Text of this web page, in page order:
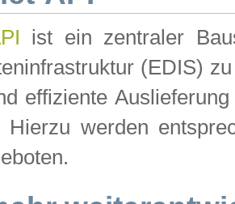
ist ein zentraler
(EDIS)
effiziente
Hierzu werden